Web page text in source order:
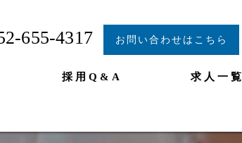
655-4317 お問い合わせはこちら
採用Q&A 求人一覧